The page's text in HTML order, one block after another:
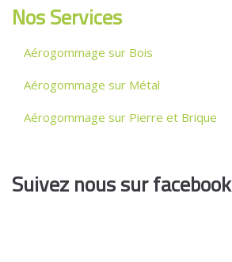
Nos Services
Aérogommage sur Bois
Aérogommage sur Métal
Aérogommage sur Pierre et Brique
Suivez nous sur facebook